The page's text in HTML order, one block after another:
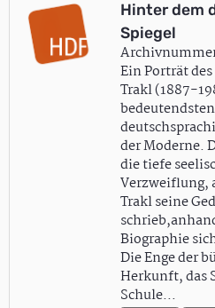
Hinter dem
Spiegel
Ein Porträt
Trakl (1887-
bedeutendsten
der Moderne.
die tiefe
Verzweiflung,
Trakl seine
Biographie
Die Enge der
Herkunft, das
Schule…